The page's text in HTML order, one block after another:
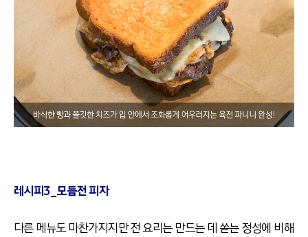
레시피3_모듬전 피자
다른 메뉴도 마찬가지지만 전 요리는 만드는 데 쏟는 정성에 비해